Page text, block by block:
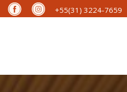
+55(31) 3224-7659